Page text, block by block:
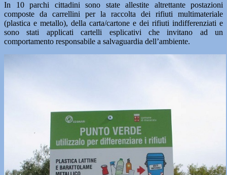
In 10 parchi cittadini sono state allestite altrettante postazioni
composte da carrellini per la raccolta dei rifiuti multimateriale
(plastica e metallo), della carta/cartone e dei rifiuti indifferenziati e
sono stati applicati cartelli esplicativi che invitano ad un
comportamento responsabile a salvaguardia dell’ambiente.